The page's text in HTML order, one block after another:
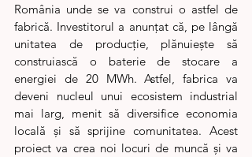
România unde se va construi o astfel de
fabrică. Investitorul a anunțat că, pe lângă
unitatea de producție, plănuiește să
construiască o baterie de stocare a
energiei de 20 MWh. Astfel, fabrica va
deveni nucleul unui ecosistem industrial
mai larg, menit să diversifice economia
locală și să sprijine comunitatea. Acest
proiect va crea noi locuri de muncă și va